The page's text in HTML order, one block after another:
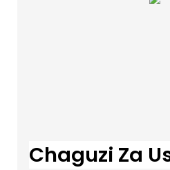
Chaguzi Za